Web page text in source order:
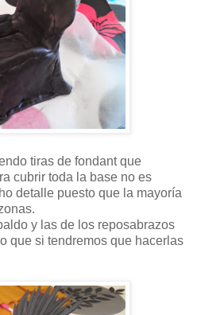
tiras de fondant que
cubrir toda la base no es
detalle puesto que la mayoría
y las de los reposabrazos
que si tendremos que hacerlas